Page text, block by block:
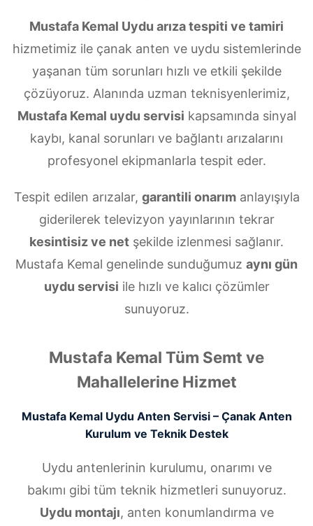
Mustafa Kemal Uydu arıza tespiti ve tamiri
hizmetimiz ile çanak anten ve uydu sistemlerinde
yaşanan tüm sorunları hızlı ve etkili şekilde
çözüyoruz. Alanında uzman teknisyenlerimiz,
Mustafa Kemal uydu servisi kapsamında sinyal
kaybı, kanal sorunları ve bağlantı arızalarını
profesyonel ekipmanlarla tespit eder.
Tespit edilen arızalar, garantili onarımanlayışıyla
giderilerek televizyon yayınlarının tekrar
kesintisiz ve net şekilde izlenmesi sağlanır.
Mustafa Kemal genelinde sunduğumuz aynı gün
uydu servisi ile hızlı ve kalıcı çözümler
sunuyoruz.
Mustafa Kemal Tüm Semt ve
Mahallelerine Hizmet
Mustafa Kemal Uydu Anten Servisi – Çanak Anten
Kurulum ve Teknik Destek
Uydu antenlerinin kurulumu, onarımı ve
bakımı gibi tüm teknik hizmetleri sunuyoruz.
Uydu montajı, anten konumlandırma ve